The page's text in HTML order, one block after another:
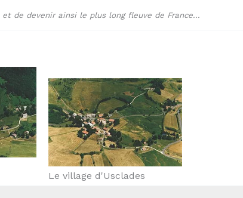
et de devenir ainsi le plus long fleuve de France...
Le village d'Usclades